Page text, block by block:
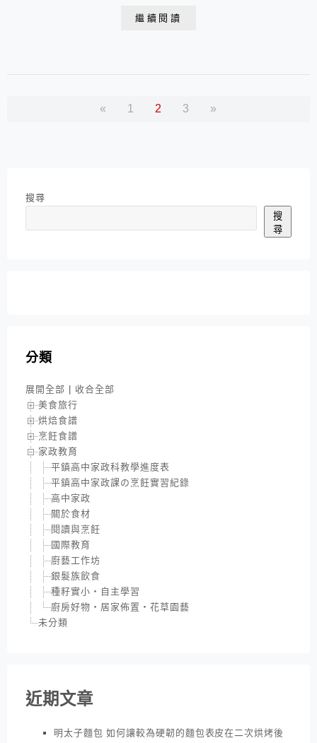
繼續閱讀
« 1 2 3 »
搜尋
搜
尋
分類
展開全部
收合全部
美食旅行
烘焙食譜
烹飪食譜
家政教育
平鎮高中家政科教學進度表
平鎮高中家政課の烹飪實習紀錄
高中家政
關於食材
閱讀與烹飪
國際教育
廚藝工作坊
銀髮族飲食
種籽實小‧自主學習
廚房好物‧居家佈置‧花草園藝
未分類
近期文章
明太子麵包 如何讓較為硬韌的麵包表皮在二次烘烤後